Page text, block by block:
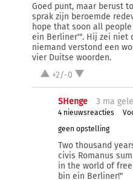
Goed punt, maar berust
sprak zijn beroemde
hope that soon all
ein Berliner'". Hij zei niet
niemand verstond een
vier Duitse woorden.
+2/-0
SHenge 3 ma
4 nieuwsreacties
geen opstelling
Two thousand
civis Romanus
in the world of
bin ein Berliner!"